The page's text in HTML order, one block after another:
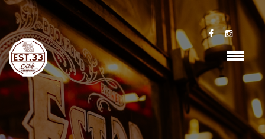
Cookie-->
class="archive paged category category-blog category-
73 paged-3 category-paged-3 lambert-has-addons
lambert-wp-theme shop-list-4-cols shop-list-tablet-6-cols
wpb-js-composer js-comp-ver-7.2 vc_responsive">